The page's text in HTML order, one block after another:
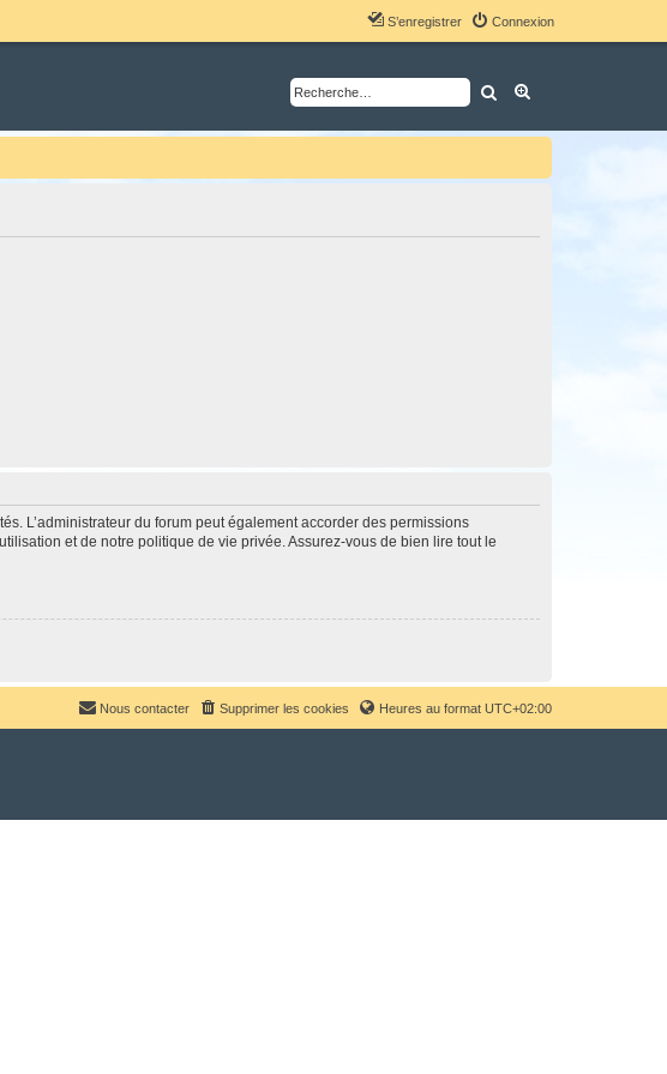
Connexion
S’enregistrer
Rechercher
L’administrateur du forum peut également accorder des permissions
et de notre politique de vie privée. Assurez-vous de bien lire tout le
Heures au format UTC+02:00
Supprimer les cookies
Nous contacter